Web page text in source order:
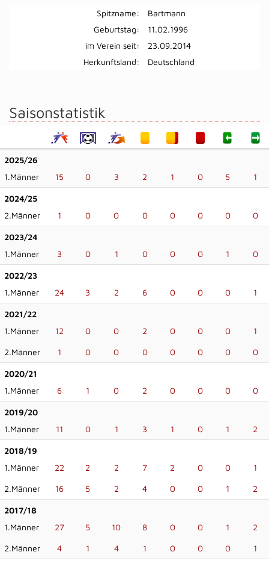
Spitzname:
Bartmann
Geburtstag:
11.02.1996
im Verein seit:
23.09.2014
Herkunftsland:
Deutschland
Saisonstatistik
2025/26
1.Männer
15 0 3 2 1 0 5 1
2024/25
2.Männer
1 0 0 0 0 0 0 0
2023/24
1.Männer
3 0 1 0 0 0 1 0
2022/23
1.Männer
24 3 2 6 0 0 0 1
2021/22
1.Männer
12 0 0 2 0 0 0 1
2.Männer 1 0 0 0 0 0 0 0
2020/21
1.Männer
6 1 0 2 0 0 0 0
2019/20
1.Männer
11 0 1 3 1 0 1 2
2018/19
1.Männer
22 2 2 7 2 0 0 1
2.Männer 16 5 2 4 0 0 1 2
2017/18
1.Männer
27 5 10 8 0 0 1 2
2.Männer 4 1 4 1 0 0 0 1